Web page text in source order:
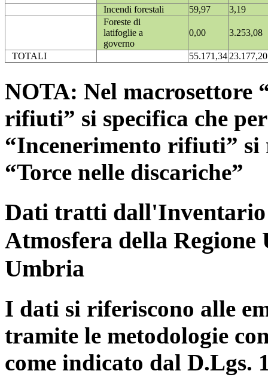
Incendi forestali
59,97
3,19
Foreste di
latifoglie a
governo
0,00 3.253,08
TOTALI 55.171,3423.177,20
NOTA: Nel macrosettore
rifiuti” si specifica che
“Incenerimento rifiuti”
“Torce nelle discariche”
Dati tratti dall'Inventario
Atmosfera della
Umbria
I dati si riferiscono alle
tramite le metodologie
come indicato dal D.Lgs.